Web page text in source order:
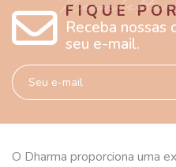
FIQUE
Receba
seu e-mail.
O Dharma proporciona uma